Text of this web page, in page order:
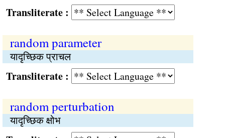
:
random parameter
यादृच्छिक प्राचल
:
random perturbation
यादृच्छिक क्षोभ